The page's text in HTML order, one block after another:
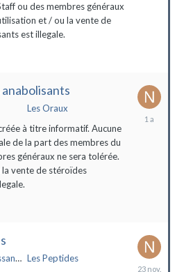
ou des membres généraux
et / ou la vente de
est illegale.
Les Oraux
à titre informatif. Aucune
de la part des membres du
généraux ne sera tolérée.
vente de stéroïdes
Hormone de Croissance (HGH) Les Peptides
23